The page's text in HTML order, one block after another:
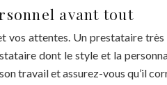
avant tout
vos attentes. Un prestataire
dont le style et la
travail et assurez-vous qu’il